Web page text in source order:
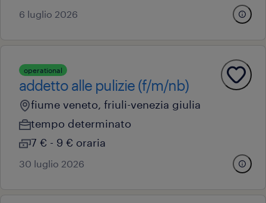
6 luglio 2026
operational
addetto alle pulizie (f/m/nb)
fiume veneto, friuli-venezia giulia
tempo determinato
7 € - 9 € oraria
30 luglio 2026